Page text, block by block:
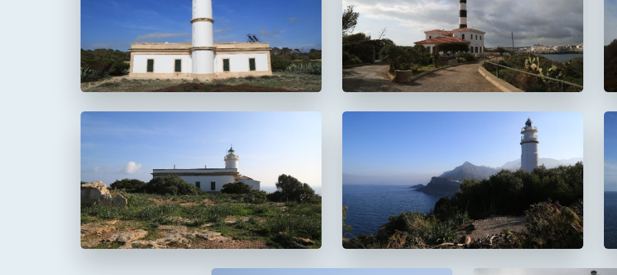
Faro del Cap Salines Faro de Portocolom
Faro del Cap Blanc
Cabo Blanco
Faro del Cap Gros
De Muleta